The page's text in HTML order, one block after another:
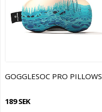
GOGGLESOC PRO PILLOWS
189 SEK